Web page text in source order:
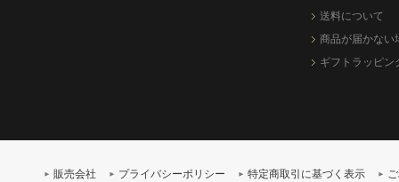
送料について
商品が届かない
ギフトラッピン
販売会社 プライバシーポリシー 特定商取引に基づく表示